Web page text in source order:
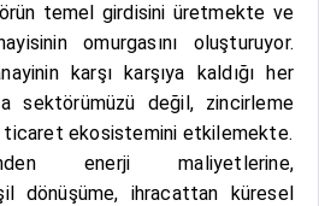
temel girdisini üretmekte ve
omurgasını oluşturuyor.
karşı karşıya kaldığı her
sektörümüzü değil, zincirleme
ekosistemini etkilemekte.
enerji maliyetlerine,
dönüşüme, ihracattan küresel